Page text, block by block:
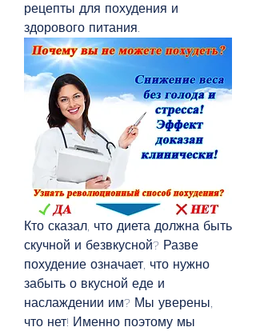
рецепты для похудения и
здорового питания.
Кто сказал, что диета должна быть
скучной и безвкусной? Разве
похудение означает, что нужно
забыть о вкусной еде и
наслаждении им? Мы уверены,
что нет! Именно поэтому мы